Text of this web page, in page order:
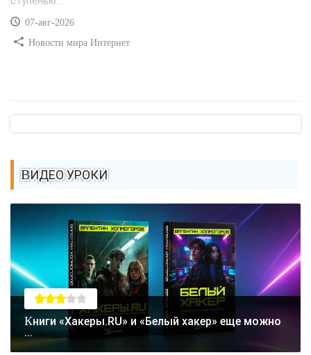
07-авг-2026
Новости мира Интернет
ВИДЕО УРОКИ
Книги «Хакеры.RU» и «Белый хакер» еще можно
...